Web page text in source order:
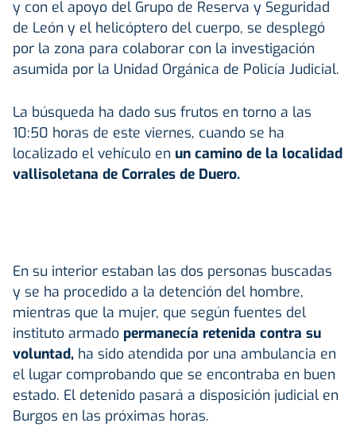
y con el apoyo del Grupo de Reserva y Seguridad
de León y el helicóptero del cuerpo, se desplegó
por la zona para colaborar con la investigación
asumida por la Unidad Orgánica de Policía Judicial.
La búsqueda ha dado sus frutos en torno a las
10:50 horas de este viernes, cuando se ha
localizado el vehículo en un camino de la localidad
vallisoletana de Corrales de Duero.
En su interior estaban las dos personas buscadas
y se ha procedido a la detención del hombre,
mientras que la mujer, que según fuentes del
instituto armado permanecía retenida contra su
voluntad, ha sido atendida por una ambulancia en
el lugar comprobando que se encontraba en buen
estado. El detenido pasará a disposición judicial en
Burgos en las próximas horas.